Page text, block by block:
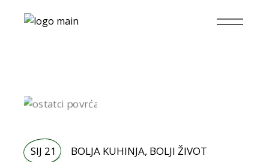
SIJ 21 BOLJA KUHINJA, BOLJI ŽIVOT